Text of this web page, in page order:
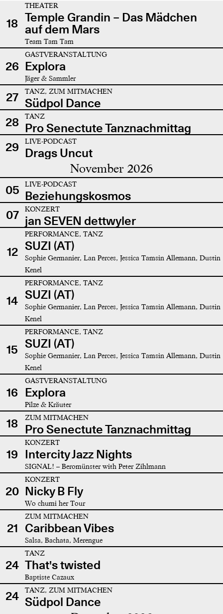
18
THEATER
Temple Grandin – Das Mädchen
auf dem Mars
Team Tam Tam
26
GASTVERANSTALTUNG
Explora
Jäger & Sammler
27 TANZ, ZUM MITMACHEN
Südpol Dance
28
TANZ
Pro Senectute Tanznachmittag
29
LIVE-PODCAST
Drags Uncut
November 2026
05 LIVE-PODCAST
Beziehungskosmos
07
KONZERT
jan SEVEN dettwyler
12
PERFORMANCE, TANZ
SUZI (AT)
Sophie Germanier, Lan Perces, Jessica Tamsin Allemann, Dustin
Kenel
14
PERFORMANCE, TANZ
SUZI (AT)
Sophie Germanier, Lan Perces, Jessica Tamsin Allemann, Dustin
Kenel
15
PERFORMANCE, TANZ
SUZI (AT)
Sophie Germanier, Lan Perces, Jessica Tamsin Allemann, Dustin
Kenel
16
GASTVERANSTALTUNG
Explora
Pilze & Kräuter
18 ZUM MITMACHEN
Pro Senectute Tanznachmittag
19
KONZERT
Intercity Jazz Nights
SIGNAL! – Beromünster with Peter Zihlmann
20
KONZERT
Nicky B Fly
Wo chumi her Tour
21
ZUM MITMACHEN
Caribbean Vibes
Salsa, Bachata, Merengue
24
TANZ
That's twisted
Baptiste Cazaux
24 TANZ, ZUM MITMACHEN
Südpol Dance